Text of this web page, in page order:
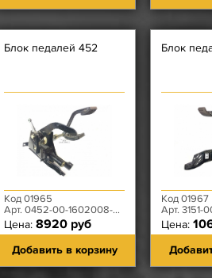
Блок педалей 452
Код 01965
Арт. 0452-00-1602008-00
Цена: 8920 руб
Добавить в корзину
Блок
Код 01967
Арт. 3151-
Цена: